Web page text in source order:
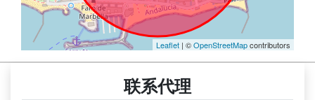
Leaflet | ©OpenStreetMapcontributors
联系代理